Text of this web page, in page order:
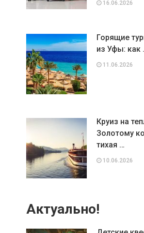
16.06.2026
Горящие
из Уфы: как
11.06.2026
Круиз на
Золотому
тихая …
10.06.2026
Актуально!